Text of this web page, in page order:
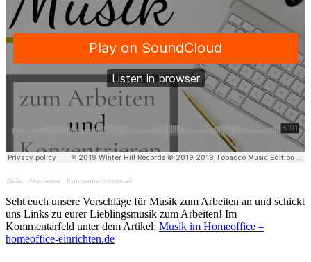
Wellen Akademie · Konzentrationsmusik
Seht euch unsere Vorschläge für Musik zum Arbeiten an und schickt
uns Links zu eurer Lieblingsmusik zum Arbeiten! Im
Kommentarfeld unter dem Artikel: Musik im Homeoffice –
homeoffice-einrichten.de